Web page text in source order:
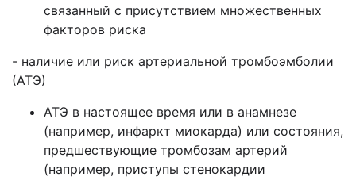
связанный с присутствием множественных
факторов риска
- наличие или риск артериальной тромбоэмболии
(АТЭ)
АТЭ в настоящее время или в анамнезе
(например, инфаркт миокарда) или состояния,
предшествующие тромбозам артерий
(например, приступы стенокардии